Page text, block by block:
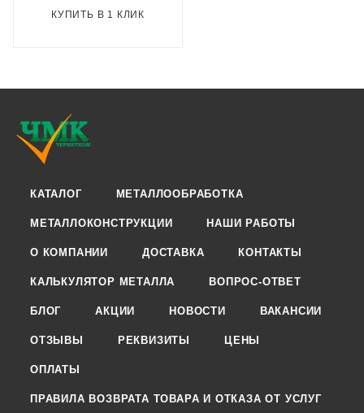
КУПИТЬ В 1 КЛИК
КАТАЛОГ МЕТАЛЛООБРАБОТКА
МЕТАЛЛОКОНСТРУКЦИИ НАШИ РАБОТЫ
О КОМПАНИИ ДОСТАВКА КОНТАКТЫ
КАЛЬКУЛЯТОР МЕТАЛЛА ВОПРОС-ОТВЕТ
БЛОГ АКЦИИ НОВОСТИ ВАКАНСИИ
ОТЗЫВЫ РЕКВИЗИТЫ ЦЕНЫ
ОПЛАТЫ
ПРАВИЛА ВОЗВРАТА ТОВАРА И ОТКАЗА ОТ УСЛУГ